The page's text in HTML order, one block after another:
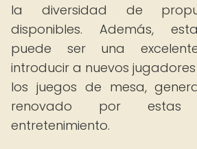
la diversidad de
disponibles. Además,
puede ser una
introducir a nuevos
los juegos de mesa,
renovado por
entretenimiento.